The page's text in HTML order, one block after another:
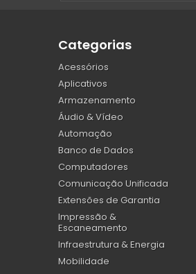
Categorias
Acessórios
Aplicativos
Armazenamento
Áudio & Vídeo
Automação
Banco de Dados
Computadores
Comunicação Unificada
Extensões de Garantia
Impressão &
Escaneamento
Infraestrutura & Energia
Mobilidade